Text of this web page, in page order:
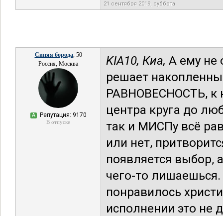
21 сентября 2019, суббота
Синяя борода, 50
Россия, Москва
А Репутация: 9170
В отпуске
KIA10, Киа, А ему не
решает
РАВНОВЕСНОСТЬ, к
центра круга до
так и МИСПу всё
или нет,
появляется выбор,
чего-то
понравилось
исполнении это не